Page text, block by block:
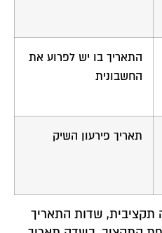
התאריך בו יש לפרוע את
החשבונית
תאריך פירעון השיק
תקציבית, שדות התאריך